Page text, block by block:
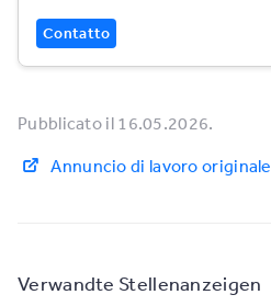
Verwandte Stellenanzeigen
Contatto
Pubblicato il 16.05.2026.
Annuncio di lavoro originale